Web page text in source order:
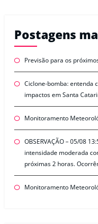
Postagens
Previsão para os
Ciclone-bomba: entenda
impactos em Santa
Monitoramento
OBSERVAÇÃO – 05/08
intensidade moderada
próximas 2 horas.
Monitoramento